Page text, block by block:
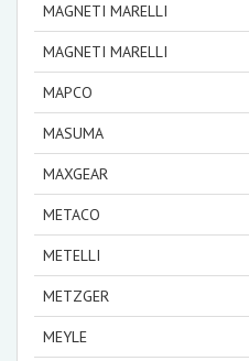
MAGNETI MARELLI
MAGNETI MARELLI
MAPCO
MASUMA
MAXGEAR
METACO
METELLI
METZGER
MEYLE